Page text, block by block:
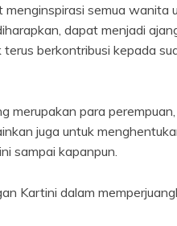
semua wanita
dapat menjadi
berkontribusi kepada
para
juga untuk
sampai kapanpun.
Kartini dalam